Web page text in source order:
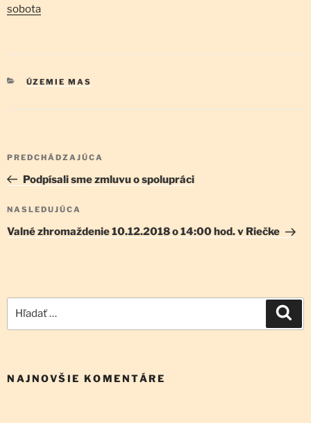
sobota
KATEGÓRIE
ÚZEMIE MAS
Navigácia
článku
Predchádzajúci
článok
PREDCHÁDZAJÚCA
Podpísali sme zmluvu o spolupráci
Ďalší
článok
NASLEDUJÚCA
Valné zhromaždenie 10.12.2018 o 14:00 hod. v Riečke
NAJNOVŠIE KOMENTÁRE